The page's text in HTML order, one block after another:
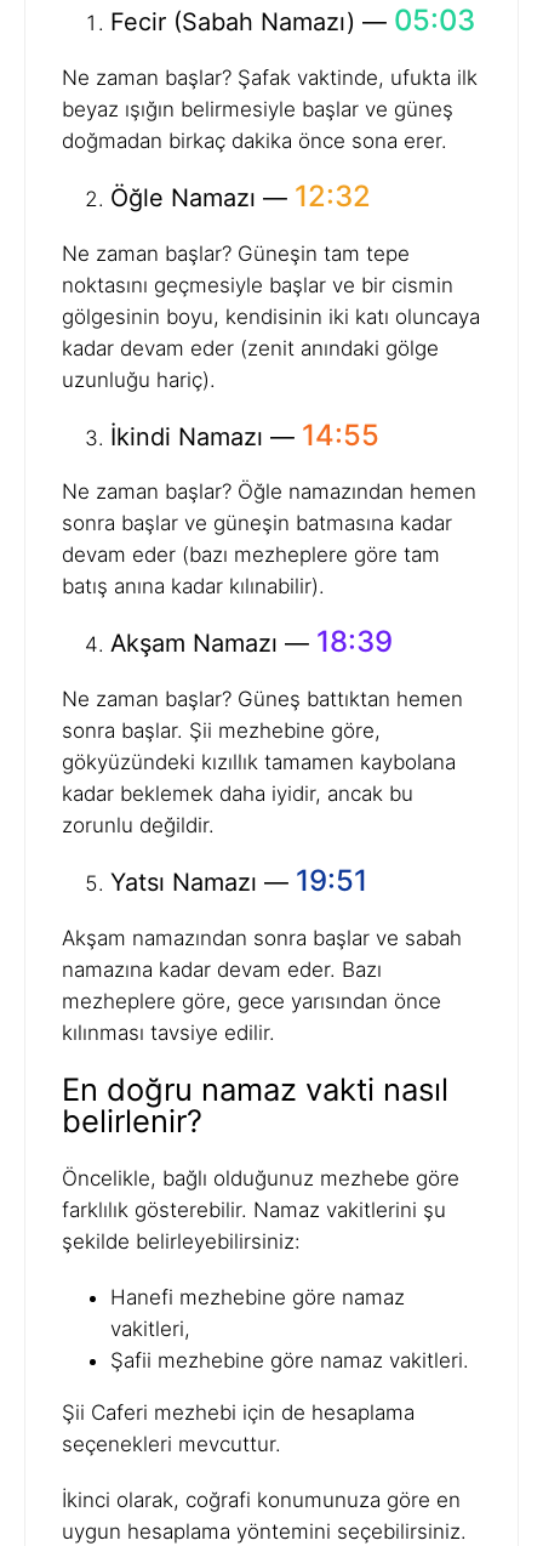
Fecir (Sabah Namazı) — 05:03
Ne zaman başlar? Şafak vaktinde, ufukta ilk
beyaz ışığın belirmesiyle başlar ve güneş
doğmadan birkaç dakika önce sona erer.
Öğle Namazı — 12:32
Ne zaman başlar? Güneşin tam tepe
noktasını geçmesiyle başlar ve bir cismin
gölgesinin boyu, kendisinin iki katı oluncaya
kadar devam eder (zenit anındaki gölge
uzunluğu hariç).
İkindi Namazı — 14:55
Ne zaman başlar? Öğle namazından hemen
sonra başlar ve güneşin batmasına kadar
devam eder (bazı mezheplere göre tam
batış anına kadar kılınabilir).
Akşam Namazı — 18:39
Ne zaman başlar? Güneş battıktan hemen
sonra başlar. Şii mezhebine göre,
gökyüzündeki kızıllık tamamen kaybolana
kadar beklemek daha iyidir, ancak bu
zorunlu değildir.
Yatsı Namazı — 19:51
Akşam namazından sonra başlar ve sabah
namazına kadar devam eder. Bazı
mezheplere göre, gece yarısından önce
kılınması tavsiye edilir.
En doğru namaz vakti nasıl
belirlenir?
Öncelikle, bağlı olduğunuz mezhebe göre
farklılık gösterebilir. Namaz vakitlerini şu
şekilde belirleyebilirsiniz:
Hanefi mezhebine göre namaz
vakitleri,
Şafii mezhebine göre namaz vakitleri.
Şii Caferi mezhebi için de hesaplama
seçenekleri mevcuttur.
İkinci olarak, coğrafi konumunuza göre en
uygun hesaplama yöntemini seçebilirsiniz.